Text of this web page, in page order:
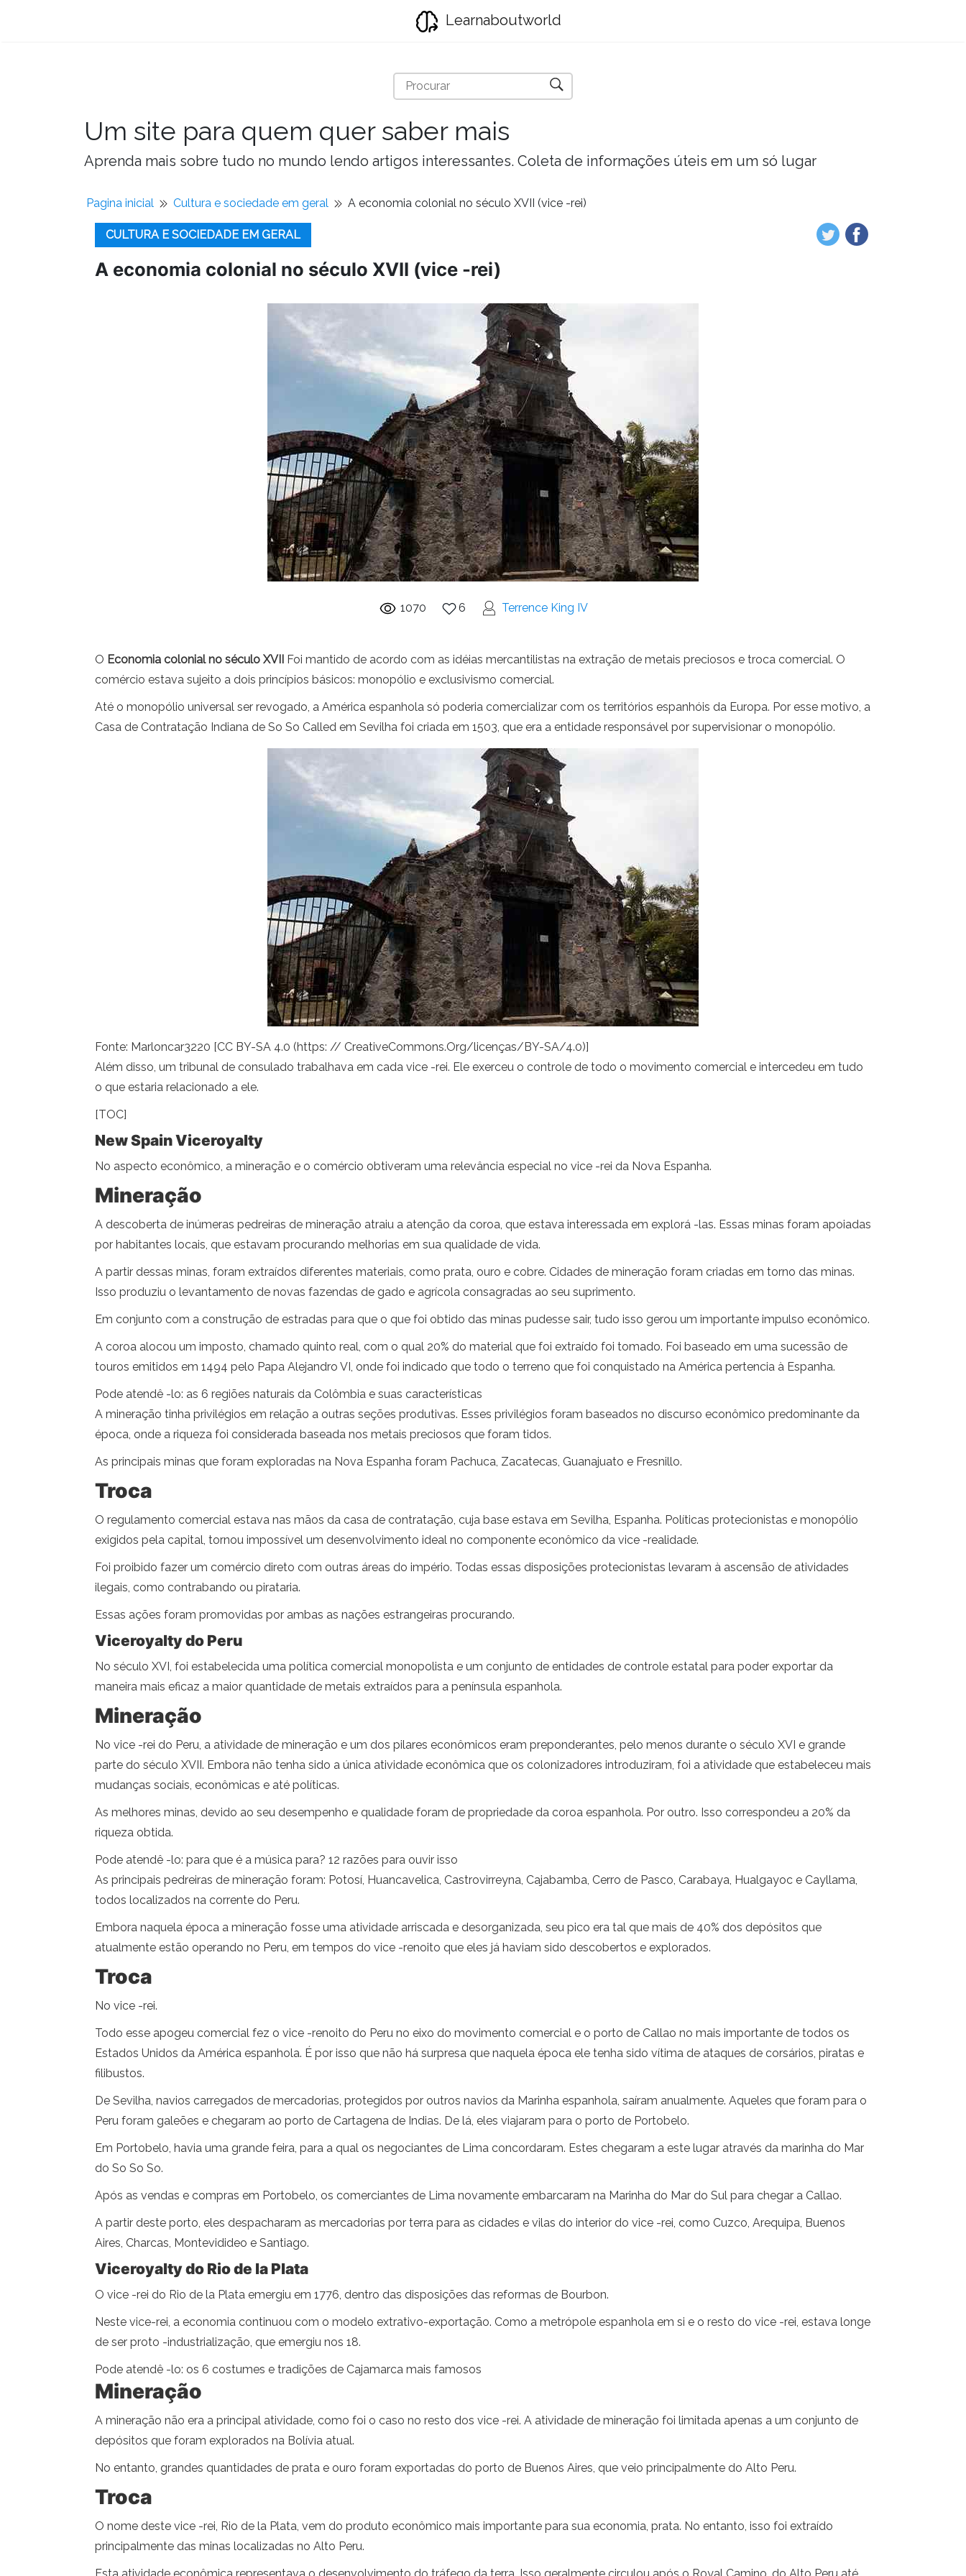
Learnaboutworld
Um site para quem quer saber mais
Aprenda mais sobre tudo no mundo lendo artigos interessantes. Coleta de informações úteis em um só lugar
Pagina inicial Cultura e sociedade em geral A economia colonial no século XVII (vice -rei)
CULTURA E SOCIEDADE EM GERAL
A economia colonial no século XVII (vice -rei)
1070 6 Terrence King IV
O Economia colonial no século XVII Foi mantido de acordo com as idéias mercantilistas na extração de metais preciosos e troca comercial. O
comércio estava sujeito a dois princípios básicos: monopólio e exclusivismo comercial.
Até o monopólio universal ser revogado, a América espanhola só poderia comercializar com os territórios espanhóis da Europa. Por esse motivo, a
Casa de Contratação Indiana de So So Called em Sevilha foi criada em 1503, que era a entidade responsável por supervisionar o monopólio.
Fonte: Marloncar3220 [CC BY-SA 4.0 (https: // CreativeCommons.Org/licenças/BY-SA/4.0)]
Além disso, um tribunal de consulado trabalhava em cada vice -rei. Ele exerceu o controle de todo o movimento comercial e intercedeu em tudo
o que estaria relacionado a ele.
[TOC]
New Spain Viceroyalty
No aspecto econômico, a mineração e o comércio obtiveram uma relevância especial no vice -rei da Nova Espanha.
Mineração
A descoberta de inúmeras pedreiras de mineração atraiu a atenção da coroa, que estava interessada em explorá -las. Essas minas foram apoiadas
por habitantes locais, que estavam procurando melhorias em sua qualidade de vida.
A partir dessas minas, foram extraídos diferentes materiais, como prata, ouro e cobre. Cidades de mineração foram criadas em torno das minas.
Isso produziu o levantamento de novas fazendas de gado e agrícola consagradas ao seu suprimento.
Em conjunto com a construção de estradas para que o que foi obtido das minas pudesse sair, tudo isso gerou um importante impulso econômico.
A coroa alocou um imposto, chamado quinto real, com o qual 20% do material que foi extraído foi tomado. Foi baseado em uma sucessão de
touros emitidos em 1494 pelo Papa Alejandro VI, onde foi indicado que todo o terreno que foi conquistado na América pertencia à Espanha.
Pode atendê -lo: as 6 regiões naturais da Colômbia e suas características
A mineração tinha privilégios em relação a outras seções produtivas. Esses privilégios foram baseados no discurso econômico predominante da
época, onde a riqueza foi considerada baseada nos metais preciosos que foram tidos.
As principais minas que foram exploradas na Nova Espanha foram Pachuca, Zacatecas, Guanajuato e Fresnillo.
Troca
O regulamento comercial estava nas mãos da casa de contratação, cuja base estava em Sevilha, Espanha. Políticas protecionistas e monopólio
exigidos pela capital, tornou impossível um desenvolvimento ideal no componente econômico da vice -realidade.
Foi proibido fazer um comércio direto com outras áreas do império. Todas essas disposições protecionistas levaram à ascensão de atividades
ilegais, como contrabando ou pirataria.
Essas ações foram promovidas por ambas as nações estrangeiras procurando.
Viceroyalty do Peru
No século XVI, foi estabelecida uma política comercial monopolista e um conjunto de entidades de controle estatal para poder exportar da
maneira mais eficaz a maior quantidade de metais extraídos para a península espanhola.
Mineração
No vice -rei do Peru, a atividade de mineração e um dos pilares econômicos eram preponderantes, pelo menos durante o século XVI e grande
parte do século XVII. Embora não tenha sido a única atividade econômica que os colonizadores introduziram, foi a atividade que estabeleceu mais
mudanças sociais, econômicas e até políticas.
As melhores minas, devido ao seu desempenho e qualidade foram de propriedade da coroa espanhola. Por outro. Isso correspondeu a 20% da
riqueza obtida.
Pode atendê -lo: para que é a música para? 12 razões para ouvir isso
As principais pedreiras de mineração foram: Potosí, Huancavelica, Castrovirreyna, Cajabamba, Cerro de Pasco, Carabaya, Hualgayoc e Cayllama,
todos localizados na corrente do Peru.
Embora naquela época a mineração fosse uma atividade arriscada e desorganizada, seu pico era tal que mais de 40% dos depósitos que
atualmente estão operando no Peru, em tempos do vice -renoito que eles já haviam sido descobertos e explorados.
Troca
No vice -rei.
Todo esse apogeu comercial fez o vice -renoito do Peru no eixo do movimento comercial e o porto de Callao no mais importante de todos os
Estados Unidos da América espanhola. É por isso que não há surpresa que naquela época ele tenha sido vítima de ataques de corsários, piratas e
filibustos.
De Sevilha, navios carregados de mercadorias, protegidos por outros navios da Marinha espanhola, saíram anualmente. Aqueles que foram para o
Peru foram galeões e chegaram ao porto de Cartagena de Indias. De lá, eles viajaram para o porto de Portobelo.
Em Portobelo, havia uma grande feira, para a qual os negociantes de Lima concordaram. Estes chegaram a este lugar através da marinha do Mar
do So So So.
Após as vendas e compras em Portobelo, os comerciantes de Lima novamente embarcaram na Marinha do Mar do Sul para chegar a Callao.
A partir deste porto, eles despacharam as mercadorias por terra para as cidades e vilas do interior do vice -rei, como Cuzco, Arequipa, Buenos
Aires, Charcas, Montevidideo e Santiago.
Viceroyalty do Rio de la Plata
O vice -rei do Rio de la Plata emergiu em 1776, dentro das disposições das reformas de Bourbon.
Neste vice-rei, a economia continuou com o modelo extrativo-exportação. Como a metrópole espanhola em si e o resto do vice -rei, estava longe
de ser proto -industrialização, que emergiu nos 18.
Pode atendê -lo: os 6 costumes e tradições de Cajamarca mais famosos
Mineração
A mineração não era a principal atividade, como foi o caso no resto dos vice -rei. A atividade de mineração foi limitada apenas a um conjunto de
depósitos que foram explorados na Bolívia atual.
No entanto, grandes quantidades de prata e ouro foram exportadas do porto de Buenos Aires, que veio principalmente do Alto Peru.
Troca
O nome deste vice -rei, Rio de la Plata, vem do produto econômico mais importante para sua economia, prata. No entanto, isso foi extraído
principalmente das minas localizadas no Alto Peru.